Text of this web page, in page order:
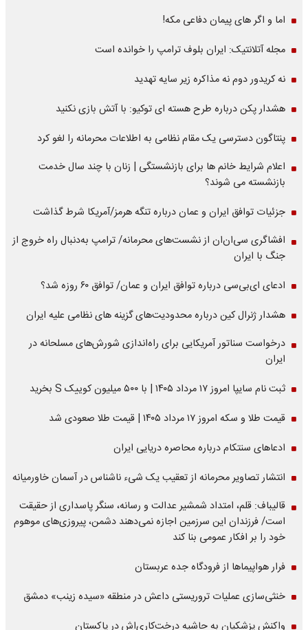
اما و اگر های پیمان دفاعی مکه!
مجله آتلانتیک: ایران بلوف ترامپ را خوانده است
نه کریدور دوم نه مذاکره زیر سایه تهدید
هشدار پکن درباره طرح هسته ای توکیو: با آتش بازی نکنید
پنتاگون دسترسی یک مقام نظامی به اطلاعات محرمانه را لغو کرد
اعلام شرایط خانم ها برای بازنشستگی | زنان با چند سال خدمت
بازنشسته می شوند؟
جزئیات توافق ایران و عمان درباره تنگه هرمز/آمریکا شرط گذاشت
افشاگری سی‌ان‌ان از نشست‌های محرمانه/ ترامپ به‌دنبال راه خروج از
جنگ با ایران
ادعای ای‌بی‌سی درباره توافق ایران و عمان/ توافق ۶۰ روزه شد؟
هشدار ژنرال کین درباره محدودیت‌های گزینه های نظامی علیه ایران
درخواست سناتور آمریکایی برای راه‌اندازی شورش‌های مسلحانه در
ایران
ثبت نام سایپا امروز ۱۷ مرداد ۱۴۰۵ | با ۵۰۰ میلیون کوییک S بخرید
قیمت طلا و سکه امروز ۱۷ مرداد ۱۴۰۵ | قیمت طلا صعودی شد
ادعاهای سنتکام درباره محاصره دریایی ایران
انتشار تصاویر محرمانه از تعقیب یک شیء ناشناس در آسمان خاورمیانه
قالیباف: قلم، امتداد شمشیر عدالت و رسانه، سنگر پاسداری از حقیقت
است/ فرزندان این سرزمین اجازه نمی‌دهند دشمن، پیروزی‌های موهوم
خود را بر افکار عمومی بنا کند
فرار هواپیماها از فرودگاه جده عربستان
خنثی‌سازی عملیات تروریستی داعش در منطقه «سیده زینب» دمشق
واکنش پزشکیان به حاشیه درخت‌کاری‌اش در پاکستان